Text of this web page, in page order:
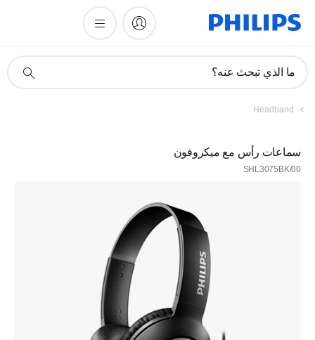
دعم
ما الذي تبحث عنه؟
Headband
سماعات رأس مع ميكروفون
SHL3075BK/00